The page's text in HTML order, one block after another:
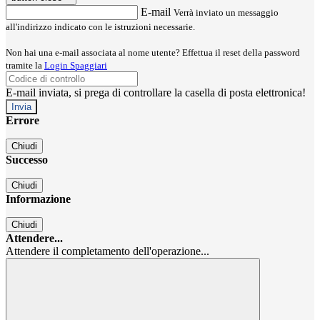
E-mail Verrà inviato un messaggio
all'indirizzo indicato con le istruzioni necessarie.
Non hai una e-mail associata al nome utente? Effettua il reset della password
tramite la Login Spaggiari
E-mail inviata, si prega di controllare la casella di posta elettronica!
Errore
Chiudi
Successo
Chiudi
Informazione
Chiudi
Attendere...
Attendere il completamento dell'operazione...